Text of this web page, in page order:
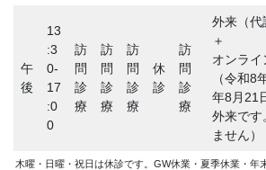
午
後
13
:3
0-
17
:0
0
訪
問
診
療
訪
問
診
療
訪
問
診
療
休
診
訪
問
診
療
外来（代
＋
オンライ
（令和8
年8月21
外来です
ません）
木曜・日曜・祝日は休診です。GW休業・夏季休業・年